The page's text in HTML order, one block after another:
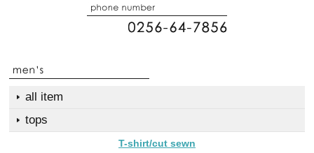
all item
tops
T-shirt/cut sewn